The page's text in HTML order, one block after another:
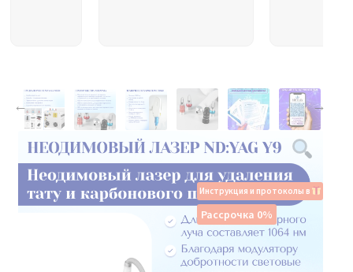
Инструкция и протоколы в
Рассрочка 0%